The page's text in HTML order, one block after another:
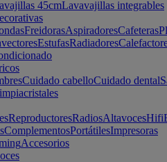
45cmLavavajillas integrables
FreidorasAspiradoresCafeteras
EstufasRadiadores
Cuidado cabelloCuidado dental
ReproductoresRadiosAltavocesHifi
ComplementosPortátilesImpresoras
Accesorios